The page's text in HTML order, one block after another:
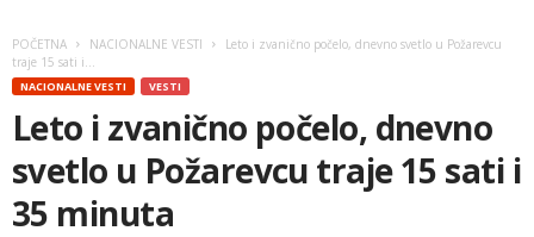
POČETNA NACIONALNE VESTI
Leto i zvanično počelo, dnevno svetlo u Požarevcu
traje 15 sati i...
NACIONALNE VESTI VESTI
Leto i zvanično počelo, dnevno
svetlo u Požarevcu traje 15 sati i
35 minuta